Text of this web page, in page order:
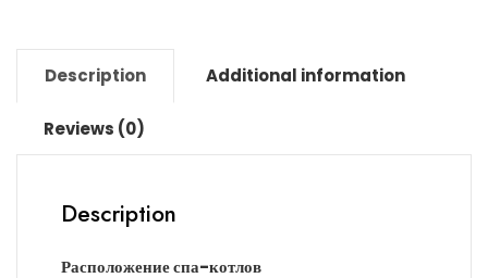
Description Additional information
Reviews (0)
Description
Расположение спа-котлов